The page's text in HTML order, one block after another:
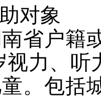
对象
户籍或
视力、听
。包括